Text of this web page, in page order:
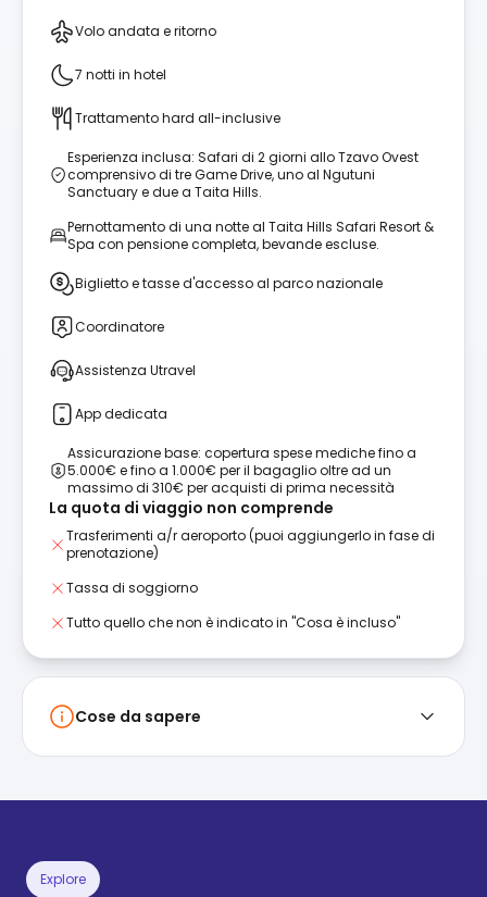
Volo andata e ritorno
7 notti in hotel
Trattamento hard all-inclusive
Esperienza inclusa: Safari di 2 giorni allo Tzavo Ovest
comprensivo di tre Game Drive, uno al Ngutuni
Sanctuary e due a Taita Hills.
Pernottamento di una notte al Taita Hills Safari Resort &
Spa con pensione completa, bevande escluse.
Biglietto e tasse d'accesso al parco nazionale
Coordinatore
Assistenza Utravel
App dedicata
Assicurazione base: copertura spese mediche fino a
5.000€ e fino a 1.000€ per il bagaglio oltre ad un
massimo di 310€ per acquisti di prima necessità
La quota di viaggio non comprende
Trasferimenti a/r aeroporto (puoi aggiungerlo in fase di
prenotazione)
Tassa di soggiorno
Tutto quello che non è indicato in "Cosa è incluso"
Cose da sapere
Explore